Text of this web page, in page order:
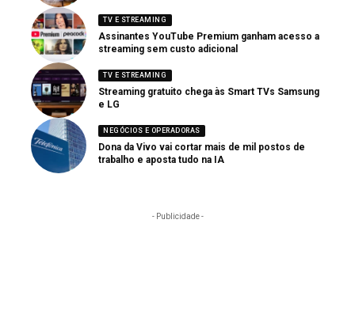
TV E STREAMING
Assinantes YouTube Premium ganham acesso a
streaming sem custo adicional
TV E STREAMING
Streaming gratuito chega às Smart TVs Samsung
e LG
NEGÓCIOS E OPERADORAS
Dona da Vivo vai cortar mais de mil postos de
trabalho e aposta tudo na IA
- Publicidade -